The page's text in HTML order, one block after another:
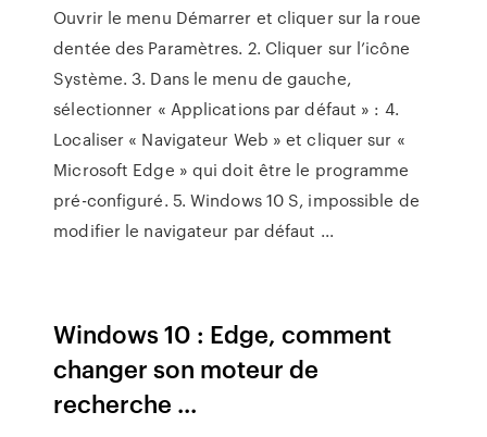
Ouvrir le menu Démarrer et cliquer sur la roue
dentée des Paramètres. 2. Cliquer sur l’icône
Système. 3. Dans le menu de gauche,
sélectionner « Applications par défaut » : 4.
Localiser « Navigateur Web » et cliquer sur «
Microsoft Edge » qui doit être le programme
pré-configuré. 5. Windows 10 S, impossible de
modifier le navigateur par défaut ...
Windows 10 : Edge, comment
changer son moteur de
recherche ...